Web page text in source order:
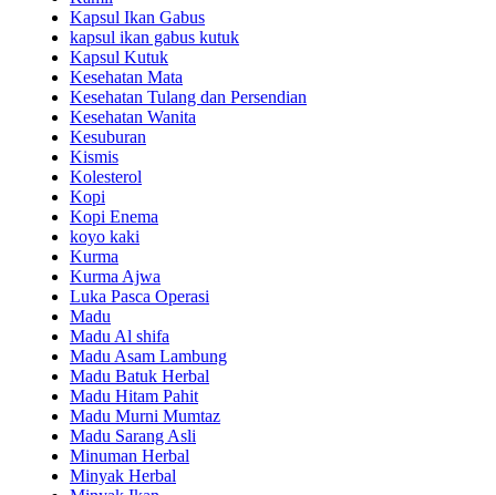
Kapsul Ikan Gabus
kapsul ikan gabus kutuk
Kapsul Kutuk
Kesehatan Mata
Kesehatan Tulang dan Persendian
Kesehatan Wanita
Kesuburan
Kismis
Kolesterol
Kopi
Kopi Enema
koyo kaki
Kurma
Kurma Ajwa
Luka Pasca Operasi
Madu
Madu Al shifa
Madu Asam Lambung
Madu Batuk Herbal
Madu Hitam Pahit
Madu Murni Mumtaz
Madu Sarang Asli
Minuman Herbal
Minyak Herbal